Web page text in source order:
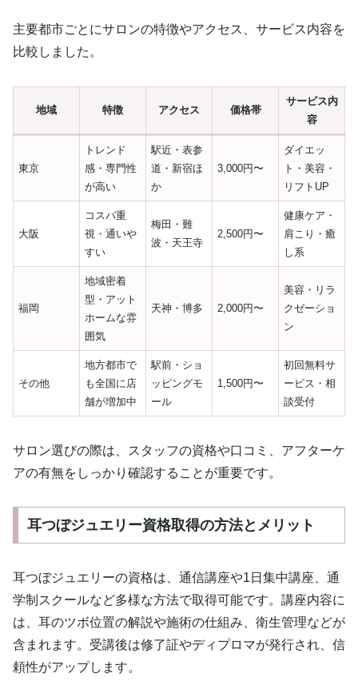
主要都市ごとにサロンの特徴やアクセス、サービス内容を
比較しました。
地域 特徴 アクセス 価格帯
サービス内
容
東京
トレンド
感・専門性
が高い
駅近・表参
道・新宿ほ
か
3,000円〜
ダイエッ
ト・美容・
リフトUP
大阪
コスパ重
視・通いや
すい
梅田・難
波・天王寺
2,500円〜
健康ケア・
肩こり・癒
し系
福岡
地域密着
型・アット
ホームな雰
囲気
天神・博多 2,000円〜
美容・リラ
クゼーショ
ン
その他
地方都市で
も全国に店
舗が増加中
駅前・ショ
ッピングモ
ール
1,500円〜
初回無料サ
ービス・相
談受付
サロン選びの際は、スタッフの資格や口コミ、アフターケ
アの有無をしっかり確認することが重要です。
耳つぼジュエリー資格取得の方法とメリット
耳つぼジュエリーの資格は、通信講座や1日集中講座、通
学制スクールなど多様な方法で取得可能です。講座内容に
は、耳のツボ位置の解説や施術の仕組み、衛生管理などが
含まれます。受講後は修了証やディプロマが発行され、信
頼性がアップします。